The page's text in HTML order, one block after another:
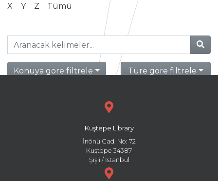
X
Y Z Tümü
Konuya göre filtrele Türe göre filtrele
Kuştepe Library
İnönü Cad. No: 72
Kuştepe 34387
Şişli / İstanbul